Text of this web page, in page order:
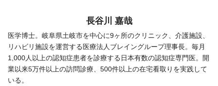
長谷川 嘉哉
医学博士。岐阜県土岐市を中心に9ヶ所のクリニック、介護施設、
リハビリ施設を運営する医療法人ブレイングループ理事長。毎月
1,000人以上の認知症患者を診療する日本有数の認知症専門医。開
業以来5万件以上の訪問診療、500件以上の在宅看取りを実践して
いる。